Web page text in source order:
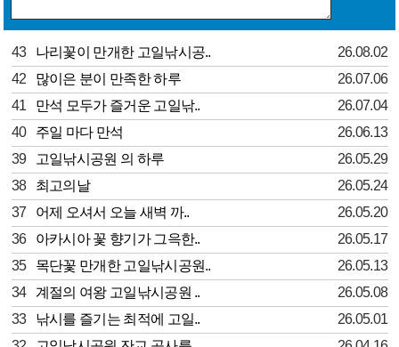
43 나리꽃이 만개한 고일낚시공..
26.08.02
42
많이은 분이 만족한 하루
26.07.06
41
만석 모두가 즐거운 고일낚..
26.07.04
40
주일 마다 만석
26.06.13
39
고일낚시공원 의 하루
26.05.29
38
최고의날
26.05.24
37
어제 오셔서 오늘 새벽 까..
26.05.20
36
아카시아 꽃 향기가 그윽한..
26.05.17
35
목단꽃 만개한 고일낚시공원..
26.05.13
34
계절의 여왕 고일낚시공원 ..
26.05.08
33
낚시를 즐기는 최적에 고일..
26.05.01